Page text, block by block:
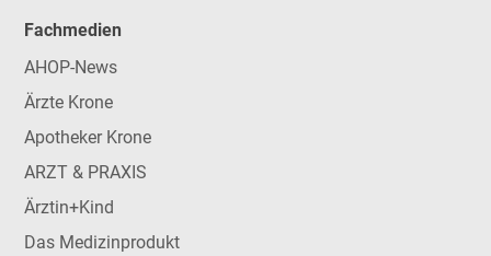
Fachmedien
AHOP-News
Ärzte Krone
Apotheker Krone
ARZT & PRAXIS
Ärztin+Kind
Das Medizinprodukt